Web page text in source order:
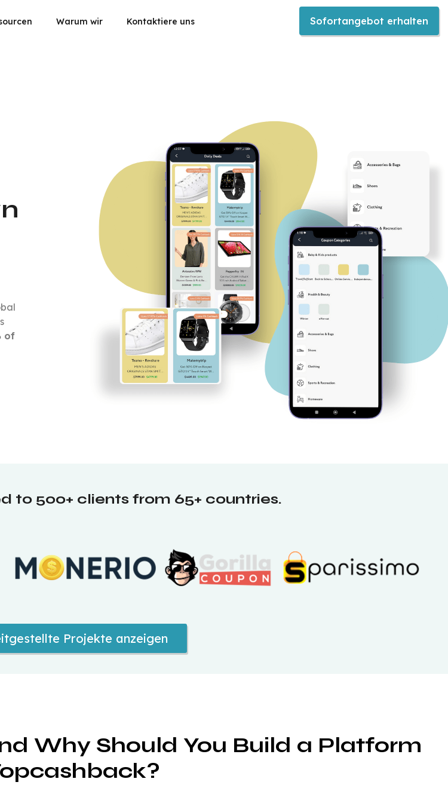
Warum wir Kontaktiere uns Sofortangebot erhalten
of
to 500+ clients from 65+ countries.
Projekte anzeigen
Why Should You Build a Platform